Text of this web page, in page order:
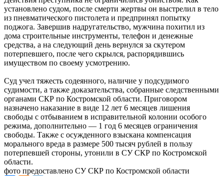
установлено судом, после смерти жертвы он выстрелил в тело
из пневматического пистолета и предпринял попытку
поджога. Завершив надругательство, мужчина похитил из
дома строительные инструменты, телефон и денежные
средства, а на следующий день вернулся за скутером
потерпевшего, после чего скрылся, распорядившись
имуществом по своему усмотрению.
Суд учел тяжесть содеянного, наличие у подсудимого
судимости, а также доказательства, собранные следственными
органами СКР по Костромской области. Приговором
назначено наказание в виде 12 лет 6 месяцев лишения
свободы с отбыванием в исправительной колонии особого
режима, дополнительно — 1 год 6 месяцев ограничения
свободы. Также с осужденного взыскана компенсация
морального вреда в размере 500 тысяч рублей в пользу
потерпевшей стороны, утонили в СУ СКР по Костромской
области.
фото предоставлено СУ СКР по Костромской области